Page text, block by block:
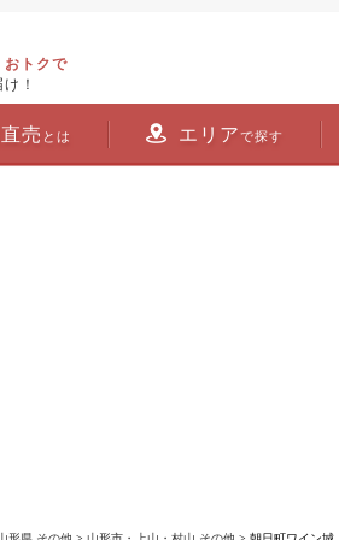
おトクで
！
売 とは エリアで探す